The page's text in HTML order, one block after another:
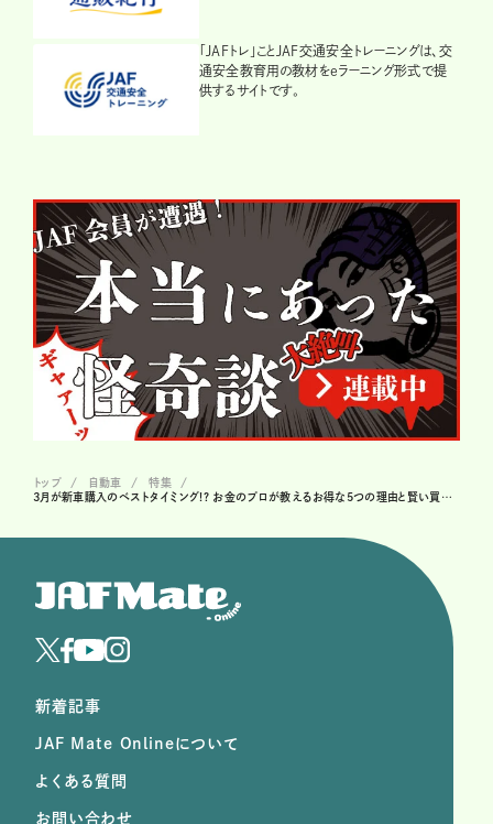
「JAFトレ」ことJAF交通安全トレーニングは、交
通安全教育用の教材をeラーニング形式で提
供するサイトです。
トップ 自動車
特集
3月が新車購入のベストタイミング!? お金のプロが教えるお得な5つの理由と賢い買い方
新着記事
JAF Mate Onlineについて
よくある質問
お問い合わせ